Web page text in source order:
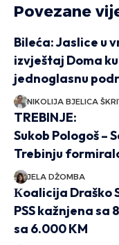
Povezane
Bileća: Jaslice u
izvještaj Doma
jednoglasnu
NIKOLIJA BJELICA
TREBINJE:
Sukob Pologoš –
Trebinju
JELA DŽOMBA
Кoalicija Draško
PSS kažnjena sa
sa 6.000 KM